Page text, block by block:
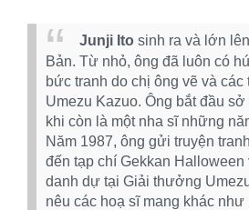
Junji Ito sinh ra và lớn
Bản. Từ nhỏ, ông đã luôn có
bức tranh do chị ông vẽ và các
Umezu Kazuo. Ông bắt đầu sở
khi còn là một nha sĩ những
Năm 1987, ông gửi truyện
đến tạp chí Gekkan
danh dự tại Giải thưởng
nêu các hoạ sĩ mang khác